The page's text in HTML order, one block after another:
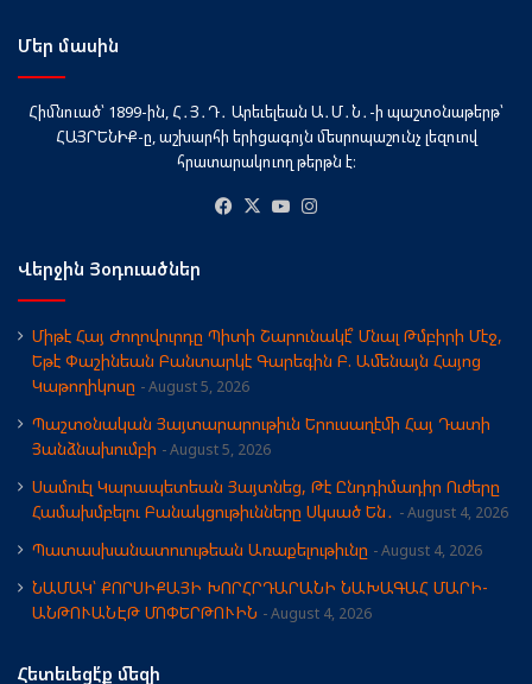
Մեր մասին
Հիմնուած՝ 1899-ին, Հ․Յ․Դ․ Արեւելեան Ա․Մ․Ն․-ի պաշտօնաթերթ՝
ՀԱՅՐԵՆԻՔ-ը, աշխարհի երիցագոյն մեսրոպաշունչ լեզուով
հրատարակուող թերթն է։
Facebook
X YouTube
Վերջին Յօդուածներ
Միթէ Հայ Ժողովուրդը Պիտի Շարունակէ՞ Մնալ Թմբիրի Մէջ,
Եթէ Փաշինեան Բանտարկէ Գարեգին Բ. Ամենայն Հայոց
Կաթողիկոսը
August 5, 2026
Պաշտօնական Յայտարարութիւն Երուսաղէմի Հայ Դատի
Յանձնախումբի
August 5, 2026
Սամուէլ Կարապետեան Յայտնեց, Թէ Ընդդիմադիր Ուժերը
Համախմբելու Բանակցութիւնները Սկսած Են․
August 4, 2026
Պատասխանատուութեան Առաքելութիւնը August 4, 2026
ՆԱՄԱԿ՝ ՔՈՐՍԻՔԱՅԻ ԽՈՐՀՐԴԱՐԱՆԻ ՆԱԽԱԳԱՀ ՄԱՐԻ-
ԱՆԹՈՒԱՆԷԹ ՄՈՓԵՐԹՈՒԻՆ
August 4, 2026
Հետեւեցէ՛ք մեզի